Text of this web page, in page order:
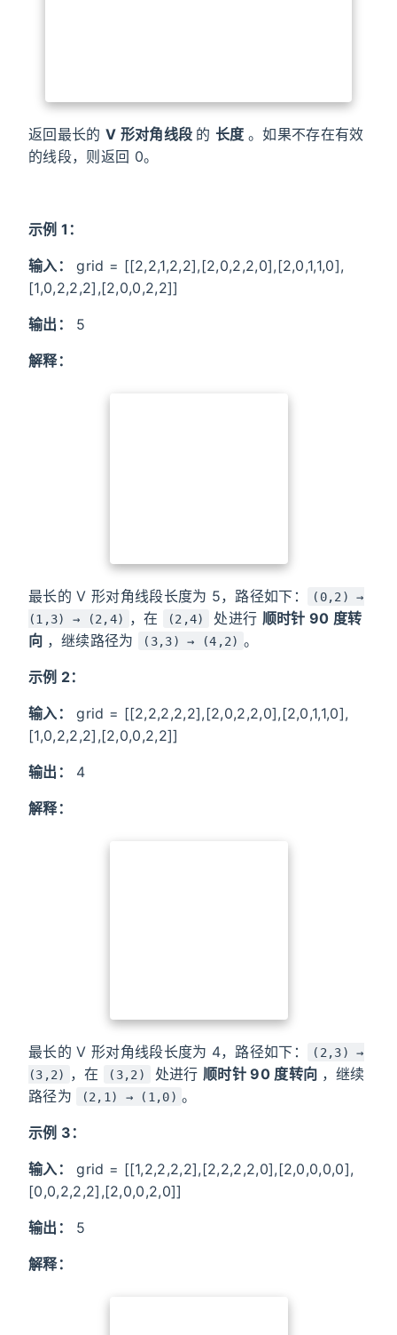
返回最长的 V 形对角线段 的 长度。如果不存在有效
的线段，则返回 0。
示例 1：
输入：
grid = [[2,2,1,2,2],[2,0,2,2,0],[2,0,1,1,0],
[1,0,2,2,2],[2,0,0,2,2]]
输出： 5
解释：
最长的 V 形对角线段长度为 5，路径如下：
(0,2) →
(1,3) → (2,4)
，在 (2,4) 处进行 顺时针 90 度转
向 ，继续路径为 (3,3) → (4,2) 。
示例 2：
输入：
grid = [[2,2,2,2,2],[2,0,2,2,0],[2,0,1,1,0],
[1,0,2,2,2],[2,0,0,2,2]]
输出： 4
解释：
最长的 V 形对角线段长度为 4，路径如下：
(2,3) →
(3,2)
，在 (3,2) 处进行 顺时针 90 度转向 ，继续
路径为
(2,1) → (1,0) 。
示例 3：
输入：
grid = [[1,2,2,2,2],[2,2,2,2,0],[2,0,0,0,0],
[0,0,2,2,2],[2,0,0,2,0]]
输出： 5
解释：